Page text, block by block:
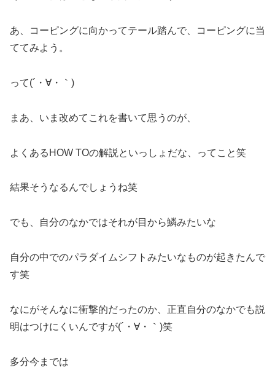
あ、コーピングに向かってテール踏んで、コーピングに当
ててみよう。
って(´・∀・｀)
まあ、いま改めてこれを書いて思うのが、
よくあるHOW TOの解説といっしょだな、ってこと笑
結果そうなるんでしょうね笑
でも、自分のなかではそれが目から鱗みたいな
自分の中でのパラダイムシフトみたいなものが起きたんで
す笑
なにがそんなに衝撃的だったのか、正直自分のなかでも説
明はつけにくいんですが(´・∀・｀)笑
多分今までは